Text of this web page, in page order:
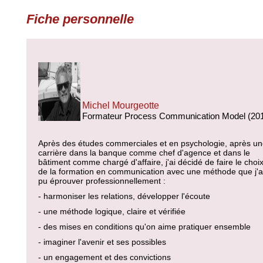
Fiche personnelle
Michel Mourgeotte
Formateur Process Communication Model
Après des études commerciales et en psychologie, après
carrière dans la banque comme chef d'agence et dans le
bâtiment comme chargé d'affaire, j'ai décidé de faire le choix
de la formation en communication avec une méthode que
pu éprouver professionnellement :
- harmoniser les relations, développer l'écoute
- une méthode logique, claire et vérifiée
- des mises en conditions qu'on aime pratiquer ensemble
- imaginer l'avenir et ses possibles
- un engagement et des convictions